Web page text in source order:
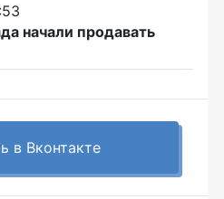
начали продавать
в Вконтакте